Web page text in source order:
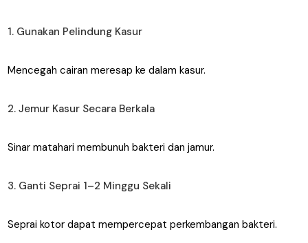
1. Gunakan Pelindung Kasur
Mencegah cairan meresap ke dalam kasur.
2. Jemur Kasur Secara Berkala
Sinar matahari membunuh bakteri dan jamur.
3. Ganti Seprai 1–2 Minggu Sekali
Seprai kotor dapat mempercepat perkembangan bakteri.